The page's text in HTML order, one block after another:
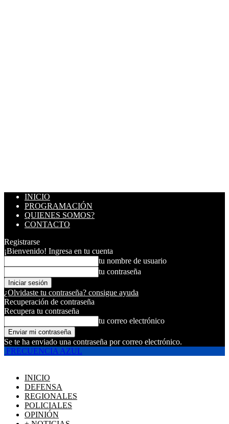
INICIO
PROGRAMACIÓN
QUIENES SOMOS?
CONTACTO
Registrarse
¡Bienvenido! Ingresa en tu cuenta
tu nombre de usuario
tu contraseña
¿Olvidaste tu contraseña? consigue ayuda
Recuperación de contraseña
Recupera tu contraseña
tu correo electrónico
Se te ha enviado una contraseña por correo electrónico.
FRECUENCIA AZUL
INICIO
DEFENSA
REGIONALES
POLICIALES
OPINIÓN